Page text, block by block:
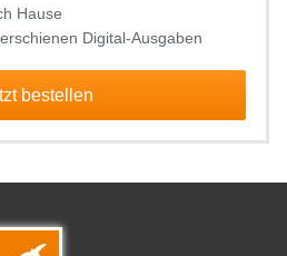
Hause
Digital-Ausgaben
bestellen